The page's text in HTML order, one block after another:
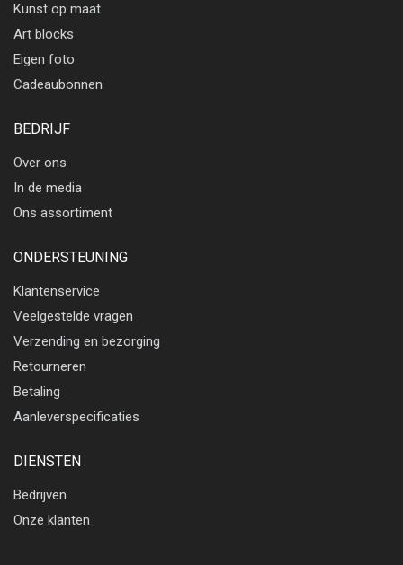
Kunst op maat
Art blocks
Eigen foto
Cadeaubonnen
BEDRIJF
Over ons
In de media
Ons assortiment
ONDERSTEUNING
Klantenservice
Veelgestelde vragen
Verzending en bezorging
Retourneren
Betaling
Aanleverspecificaties
DIENSTEN
Bedrijven
Onze klanten